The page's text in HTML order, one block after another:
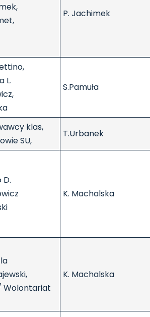
P. Jachimek
L.
S.Pamuła
klas,
SU,
T.Urbanek
D.
K. Machalska
Wolontariat
K. Machalska